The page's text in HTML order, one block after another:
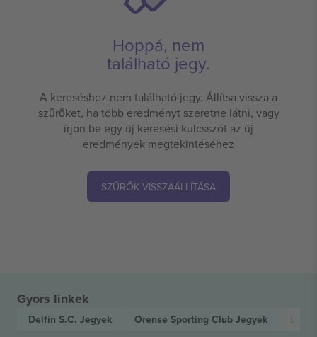
Hoppá, nem
található jegy.
A kereséshez nem található jegy. Állítsa vissza a
szűrőket, ha több eredményt szeretne látni, vagy
írjon be egy új keresési kulcsszót az új
eredmények megtekintéséhez
SZŰRŐK VISSZAÁLLÍTÁSA
Gyors linkek
Delfín S.C. Jegyek Orense Sporting Club Jegyek